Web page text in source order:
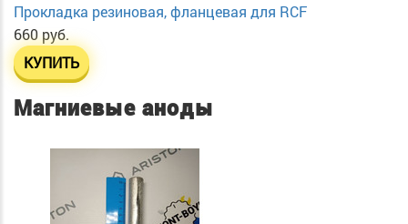
Прокладка резиновая, фланцевая для RCF
660 руб.
КУПИТЬ
Магниевые аноды